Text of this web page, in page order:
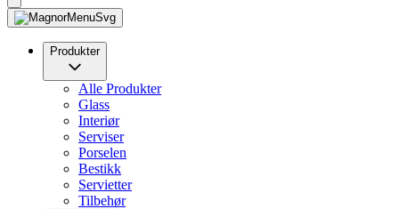
Produkter
Alle Produkter
Glass
Interiør
Serviser
Porselen
Bestikk
Servietter
Tilbehør